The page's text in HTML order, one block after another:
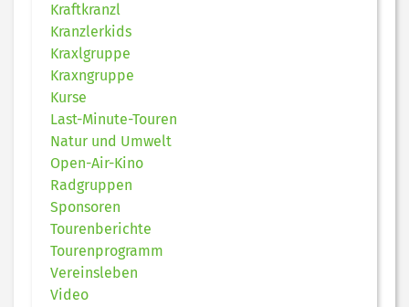
Kraftkranzl
Kranzlerkids
Kraxlgruppe
Kraxngruppe
Kurse
Last-Minute-Touren
Natur und Umwelt
Open-Air-Kino
Radgruppen
Sponsoren
Tourenberichte
Tourenprogramm
Vereinsleben
Video